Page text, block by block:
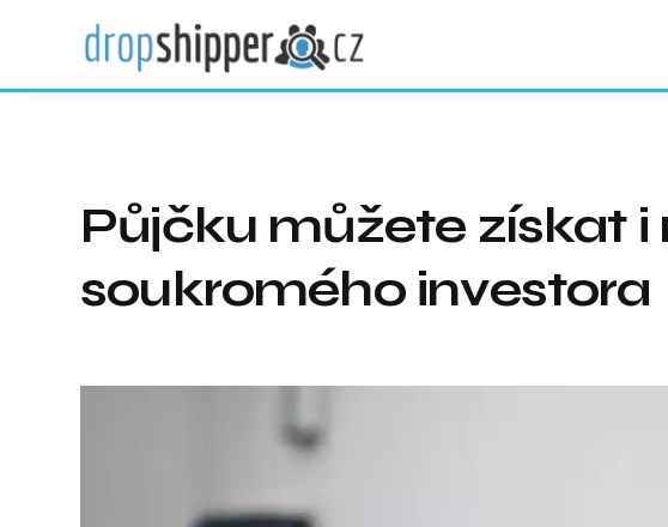
Půjčku můžete získat i
soukromého investora